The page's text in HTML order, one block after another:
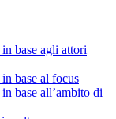
base agli attori
base al focus
base all’ambito di